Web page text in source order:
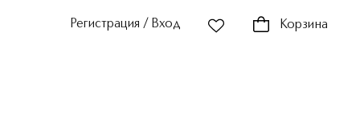
Регистрация / Вход Корзина